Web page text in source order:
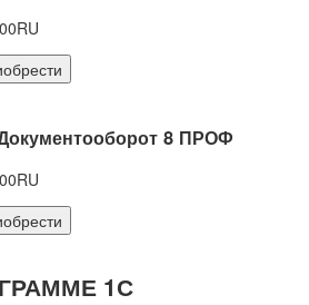
8 ПРОФ
1С